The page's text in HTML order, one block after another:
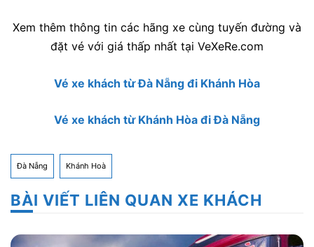
Xem thêm thông tin các hãng xe cùng tuyến đường và
đặt vé với giá thấp nhất tại VeXeRe.com
Vé xe khách từ Đà Nẵng đi Khánh Hòa
Vé xe khách từ Khánh Hòa đi Đà Nẵng
Đà Nẵng Khánh Hoà
BÀI VIẾT LIÊN QUAN XE KHÁCH